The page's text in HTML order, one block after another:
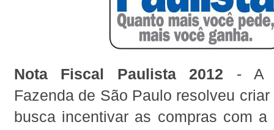
Nota Fiscal Paulista 2012 - A
Fazenda de São Paulo resolveu
busca incentivar as compras com